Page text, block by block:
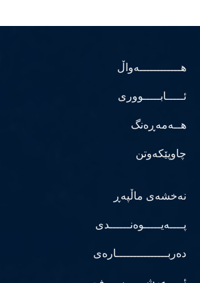
هــــــــــــەواڵ
ئـــــابـــــووری
هــەمەڕەنگ
چاوپێکەوتن
نەخشەی ماڵپەڕ
پــــەیـــــوەنــــــدی
دەربـــــــــــــــارەی